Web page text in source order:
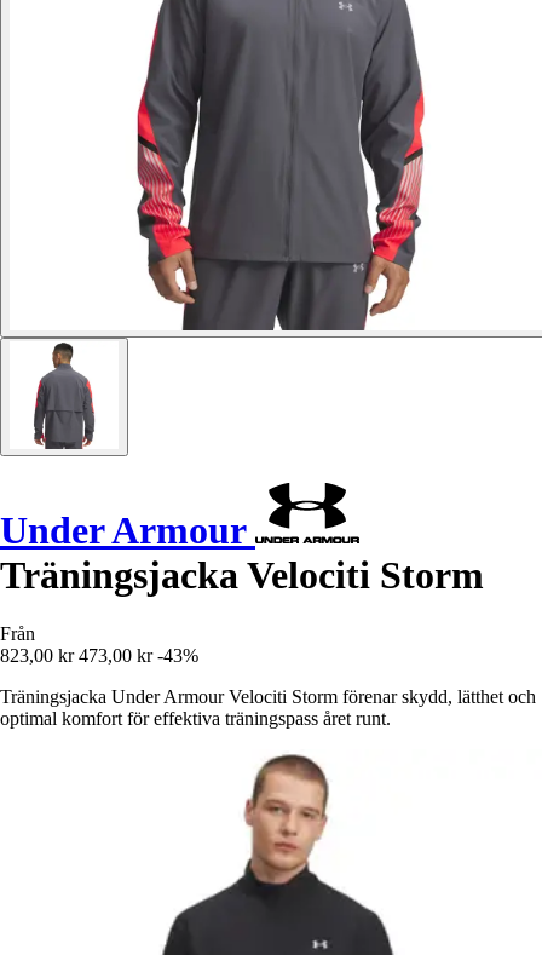
Under Armour
Träningsjacka Velociti Storm
Från
823,00 kr 473,00 kr -43%
Träningsjacka Under Armour Velociti Storm förenar skydd, lätthet och
optimal komfort för effektiva träningspass året runt.